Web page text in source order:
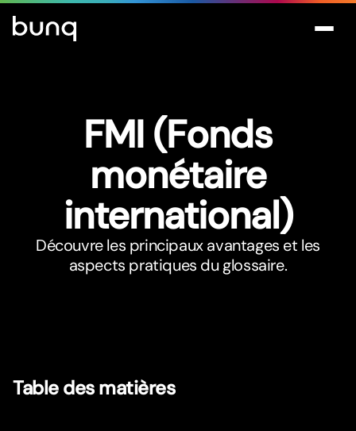
FMI (Fonds
monétaire
international)
Découvre les principaux avantages et les
aspects pratiques du glossaire.
Table des matières